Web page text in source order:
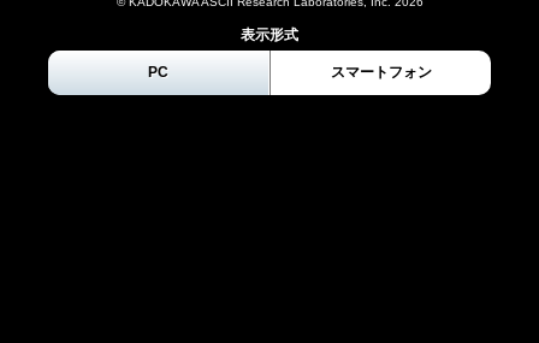
表示形式
PC スマートフォン